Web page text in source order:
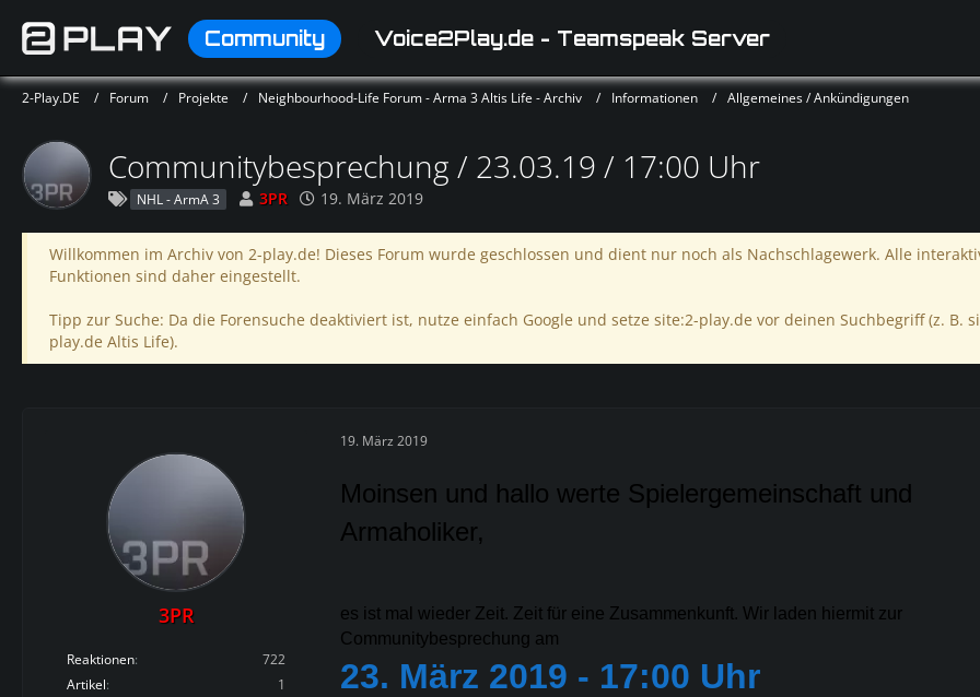
Community Voice2Play.de - Teamspeak Server
2-Play.DE Forum Projekte Neighbourhood-Life Forum - Arma 3 Altis Life - Archiv Informationen Allgemeines / Ankündigungen
Communitybesprechung / 23.03.19 / 17:00 Uhr
NHL - ArmA 3 3PR 19. März 2019
Willkommen im Archiv von 2-play.de! Dieses Forum wurde geschlossen und dient nur noch als Nachschlagewerk. Alle
Funktionen sind daher eingestellt.
Tipp zur Suche: Da die Forensuche deaktiviert ist, nutze einfach Google und setze site:2-play.de vor deinen Suchbegriff (z. B.
play.de Altis Life).
3PR
Reaktionen
722
Artikel
1
19. März 2019
Moinsen und hallo werte Spielergemeinschaft und
Armaholiker,
es ist mal wieder Zeit. Zeit für eine Zusammenkunft. Wir laden hiermit zur
Communitybesprechung am
23. März 2019 - 17:00 Uhr